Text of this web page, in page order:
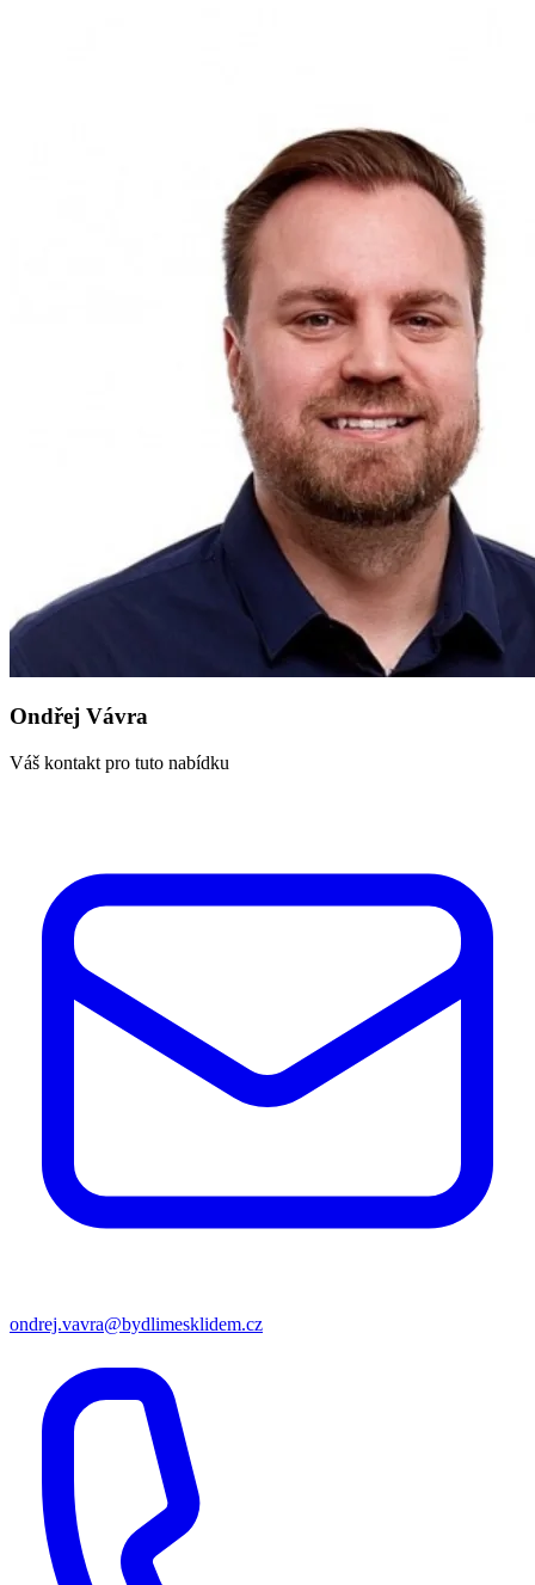
Ondřej Vávra
Váš kontakt pro tuto nabídku
ondrej.vavra@bydlimesklidem.cz